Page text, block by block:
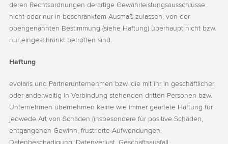
deren Rechtsordnungen derartige Gewährleistungsausschlüsse
nicht oder nur in beschränktem Ausmaß zulassen, von der
obengenannten Bestimmung (siehe Haftung) überhaupt nicht bzw.
nur eingeschränkt betroffen sind.
Haftung
evolaris und Partnerunternehmen bzw. die mit ihr in geschäftlicher
oder anderweitig in Verbindung stehenden dritten Personen bzw.
Unternehmen übernehmen keine wie immer geartete Haftung für
jedwede Art von Schäden (insbesondere für positive Schäden,
entgangenen Gewinn, frustrierte Aufwendungen,
Datenbeschädigung, Datenverlust, Geschäftsausfall,